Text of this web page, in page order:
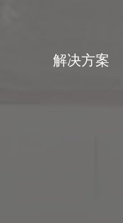
解决方案